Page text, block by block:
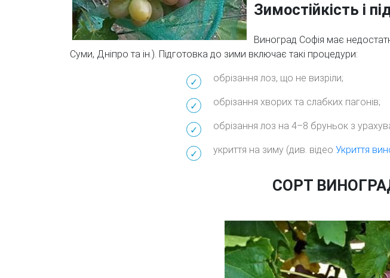
Зимостійкість і
Виноград Софія має
Суми, Дніпро та ін.). Підготовка до зими включає такі процедури:
обрізання лоз, що не визріли;
обрізання хворих та слабких пагонів;
обрізання лоз на 4–8 бруньок з
укриття на зиму (див. відео Укриття
СОРТ